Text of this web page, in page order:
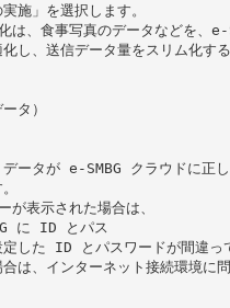
施」を選択します。
は、食事写真のデータなどを、e-
し、送信データ量をスリム化す
タ）
データが e-SMBG クラウドに正
表示された場合は、
に ID とパス
定した ID とパスワードが間違っ
は、インターネット接続環境に